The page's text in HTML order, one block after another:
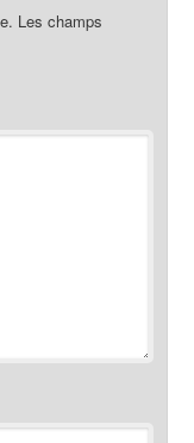
Les champs